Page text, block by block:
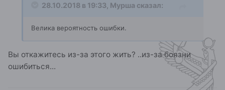
28.10.2018 в 19:33, Мурша сказал:
Велика вероятность ошибки.
Вы откажитесь из-за этого жить? ..из-за боязни
ошибиться...